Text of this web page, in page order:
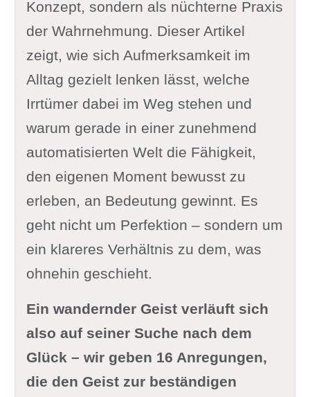
Konzept, sondern als nüchterne Praxis
der Wahrnehmung. Dieser Artikel
zeigt, wie sich Aufmerksamkeit im
Alltag gezielt lenken lässt, welche
Irrtümer dabei im Weg stehen und
warum gerade in einer zunehmend
automatisierten Welt die Fähigkeit,
den eigenen Moment bewusst zu
erleben, an Bedeutung gewinnt. Es
geht nicht um Perfektion – sondern um
ein klareres Verhältnis zu dem, was
ohnehin geschieht.
Ein wandernder Geist verläuft sich
also auf seiner Suche nach dem
Glück – wir geben 16 Anregungen,
die den Geist zur beständigen